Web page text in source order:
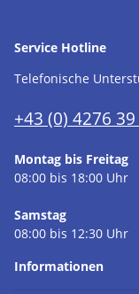
Service Hotline
Telefonische
+43 (0) 4276
Montag bis Freitag
08:00 bis 18:00 Uhr
Samstag
08:00 bis 12:30 Uhr
Informationen